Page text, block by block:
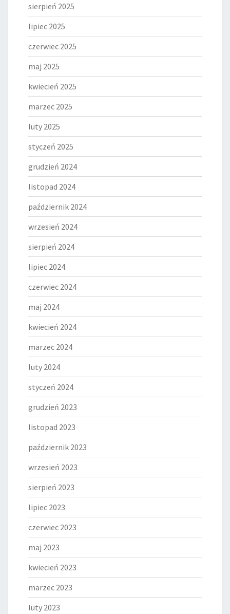
sierpień 2025
lipiec 2025
czerwiec 2025
maj 2025
kwiecień 2025
marzec 2025
luty 2025
styczeń 2025
grudzień 2024
listopad 2024
październik 2024
wrzesień 2024
sierpień 2024
lipiec 2024
czerwiec 2024
maj 2024
kwiecień 2024
marzec 2024
luty 2024
styczeń 2024
grudzień 2023
listopad 2023
październik 2023
wrzesień 2023
sierpień 2023
lipiec 2023
czerwiec 2023
maj 2023
kwiecień 2023
marzec 2023
luty 2023